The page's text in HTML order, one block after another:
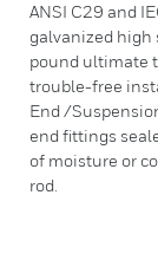
ANSI C29 and
galvanized high
pound ultimate
trouble-free
End /
end fittings
of moisture or
rod.